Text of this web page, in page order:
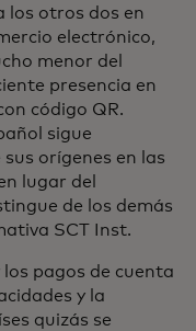
los otros dos en
electrónico,
menor del
presencia en
código QR.
sigue
orígenes en las
lugar del
de los demás
SCT Inst.
los pagos de cuenta
y la
quizás se